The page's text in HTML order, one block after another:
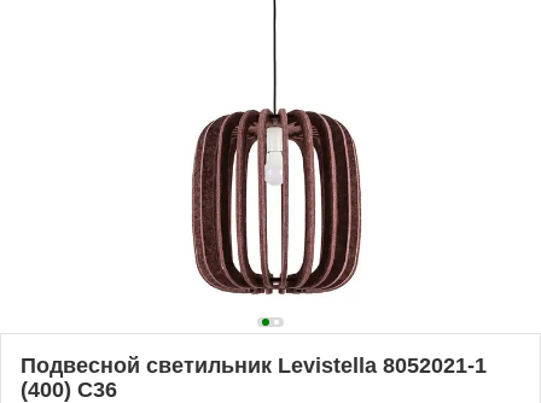
Подвесной светильник Levistella 8052021-1
(400) C36